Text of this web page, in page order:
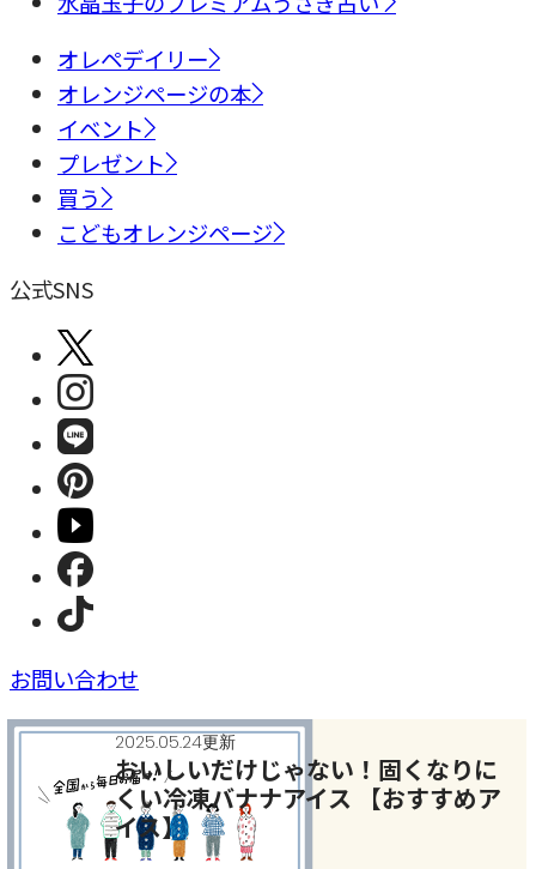
オレペデイリー
オレンジページの本
イベント
プレゼント
買う
こどもオレンジページ
公式SNS
お問い合わせ
2025.05.24更新
おいしいだけじゃない！固くなりに
くい冷凍バナナアイス 【おすすめア
イス】